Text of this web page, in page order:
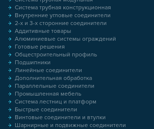
Система трубная конструкционная
Внутренние угловые соединители
2-х и 3-х сторонние соединители
Аддитивные товары
Алюминиевые системы ограждений
Готовые решения
Общестроительный профиль
Подшипники
Линейные соединители
Дополнительная обработка
Параллельные соединители
Промышленная мебель
Система лестниц и платформ
Быстрые соединители
Винтовые соединители и втулки
Шарнирные и подвижные соединители